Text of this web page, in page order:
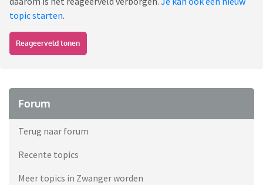
topic starten.
Reageerveld tonen
Forum
Terug naar forum
Recente topics
Meer topics in Zwanger worden